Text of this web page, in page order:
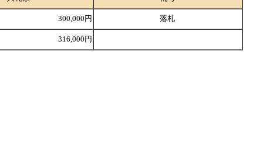
300,000円 落札
316,000円